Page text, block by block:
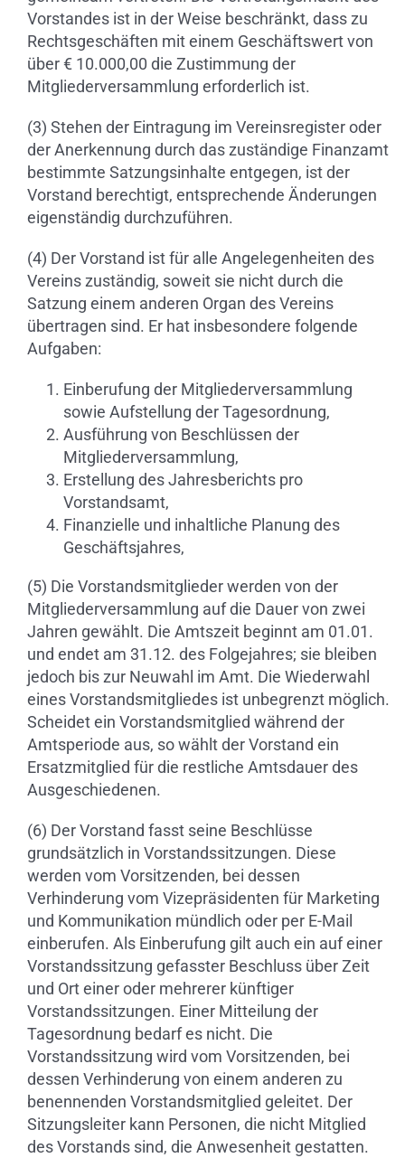
Vorstandes ist in der Weise beschränkt, dass zu
Rechtsgeschäften mit einem Geschäftswert von
über € 10.000,00 die Zustimmung der
Mitgliederversammlung erforderlich ist.
(3) Stehen der Eintragung im Vereinsregister oder
der Anerkennung durch das zuständige Finanzamt
bestimmte Satzungsinhalte entgegen, ist der
Vorstand berechtigt, entsprechende Änderungen
eigenständig durchzuführen.
(4) Der Vorstand ist für alle Angelegenheiten des
Vereins zuständig, soweit sie nicht durch die
Satzung einem anderen Organ des Vereins
übertragen sind. Er hat insbesondere folgende
Aufgaben:
Einberufung der Mitgliederversammlung
sowie Aufstellung der Tagesordnung,
Ausführung von Beschlüssen der
Mitgliederversammlung,
Erstellung des Jahresberichts pro
Vorstandsamt,
Finanzielle und inhaltliche Planung des
Geschäftsjahres,
(5) Die Vorstandsmitglieder werden von der
Mitgliederversammlung auf die Dauer von zwei
Jahren gewählt. Die Amtszeit beginnt am 01.01.
und endet am 31.12. des Folgejahres; sie bleiben
jedoch bis zur Neuwahl im Amt. Die Wiederwahl
eines Vorstandsmitgliedes ist unbegrenzt möglich.
Scheidet ein Vorstandsmitglied während der
Amtsperiode aus, so wählt der Vorstand ein
Ersatzmitglied für die restliche Amtsdauer des
Ausgeschiedenen.
(6) Der Vorstand fasst seine Beschlüsse
grundsätzlich in Vorstandssitzungen. Diese
werden vom Vorsitzenden, bei dessen
Verhinderung vom Vizepräsidenten für Marketing
und Kommunikation mündlich oder per E-Mail
einberufen. Als Einberufung gilt auch ein auf einer
Vorstandssitzung gefasster Beschluss über Zeit
und Ort einer oder mehrerer künftiger
Vorstandssitzungen. Einer Mitteilung der
Tagesordnung bedarf es nicht. Die
Vorstandssitzung wird vom Vorsitzenden, bei
dessen Verhinderung von einem anderen zu
benennenden Vorstandsmitglied geleitet. Der
Sitzungsleiter kann Personen, die nicht Mitglied
des Vorstands sind, die Anwesenheit gestatten.